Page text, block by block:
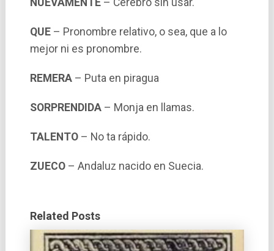
QUE– Pronombre relativo, o sea, que a lo
mejor ni es pronombre.
REMERA– Puta en piragua
SORPRENDIDA– Monja en llamas.
TALENTO– No ta rápido.
ZUECO– Andaluz nacido en Suecia.
Related Posts